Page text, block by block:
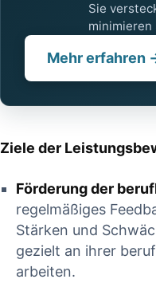
Sie
minimieren
Mehr erfahren
Ziele der
Förderung der
regelmäßiges
Stärken und
gezielt an ihrer‌
arbeiten.